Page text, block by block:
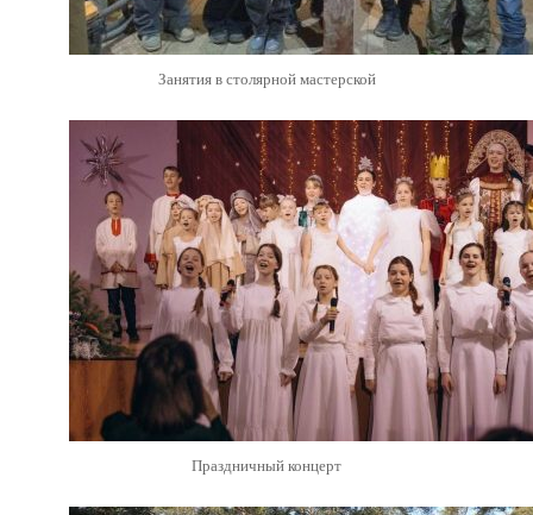
Занятия в столярной мастерской
Праздничный концерт